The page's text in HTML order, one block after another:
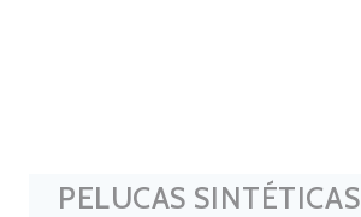
PELUCAS SINTÉTICAS